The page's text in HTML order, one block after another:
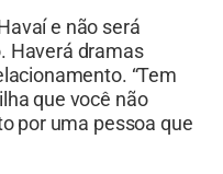
e não será
Haverá dramas
“Tem
que você não
por uma pessoa que